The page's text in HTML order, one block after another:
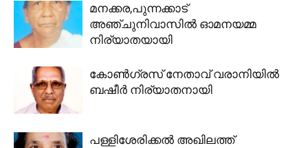
മനക്കര,പുന്നക്കാട്
അഞ്ചുനിവാസിൽ ഓമനയമ്മ
നിര്യാതയായി
കോൺഗ്രസ്‌ നേതാവ് വരാനിയിൽ
ബഷീർ നിര്യാതനായി
പള്ളിശേരിക്കല്‍ അഖിലത്ത്